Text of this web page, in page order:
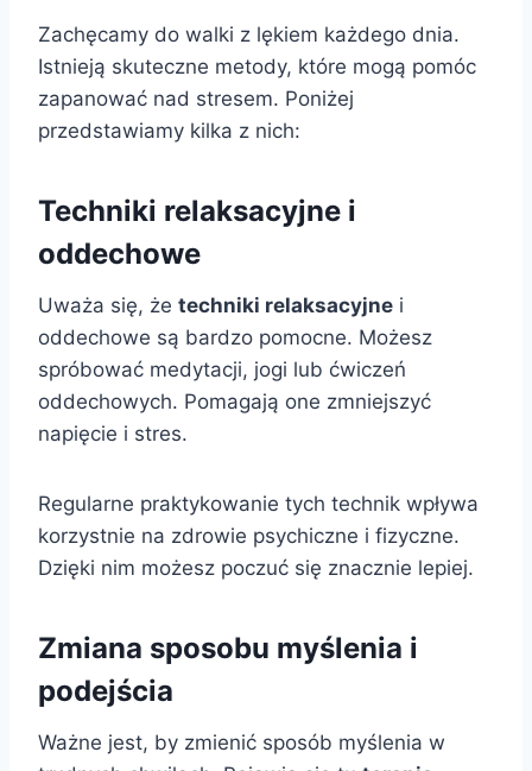
Zachęcamy do walki z lękiem każdego dnia.
Istnieją skuteczne metody, które mogą pomóc
zapanować nad stresem. Poniżej
przedstawiamy kilka z nich:
Techniki relaksacyjne i
oddechowe
Uważa się, że techniki relaksacyjne i
oddechowe są bardzo pomocne. Możesz
spróbować medytacji, jogi lub ćwiczeń
oddechowych. Pomagają one zmniejszyć
napięcie i stres.
Regularne praktykowanie tych technik wpływa
korzystnie na zdrowie psychiczne i fizyczne.
Dzięki nim możesz poczuć się znacznie lepiej.
Zmiana sposobu myślenia i
podejścia
Ważne jest, by zmienić sposób myślenia w